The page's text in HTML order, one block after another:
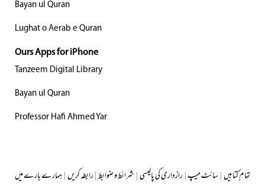
Bayan ul Quran
Lughat o Aerab e Quran
Ours Apps for iPhone
Tanzeem Digital Library
Bayan ul Quran
Professor Hafi Ahmed Yar
ہمارے بارے میں|رابطہ کریں|شرائط و ضوابط|رازداری کی پالیسی|سائٹ میپ|تمام کتابیں